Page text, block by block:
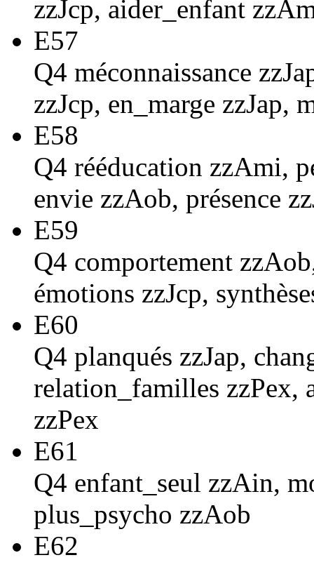
zzJcp, aider_enfant
E57
Q4 méconnaissance
zzJcp, en_marge zzJap,
E58
Q4 rééducation zzAmi,
envie zzAob, présence
E59
Q4 comportement
émotions zzJcp,
E60
Q4 planqués zzJap,
relation_familles zzPex,
zzPex
E61
Q4 enfant_seul zzAin,
plus_psycho zzAob
E62